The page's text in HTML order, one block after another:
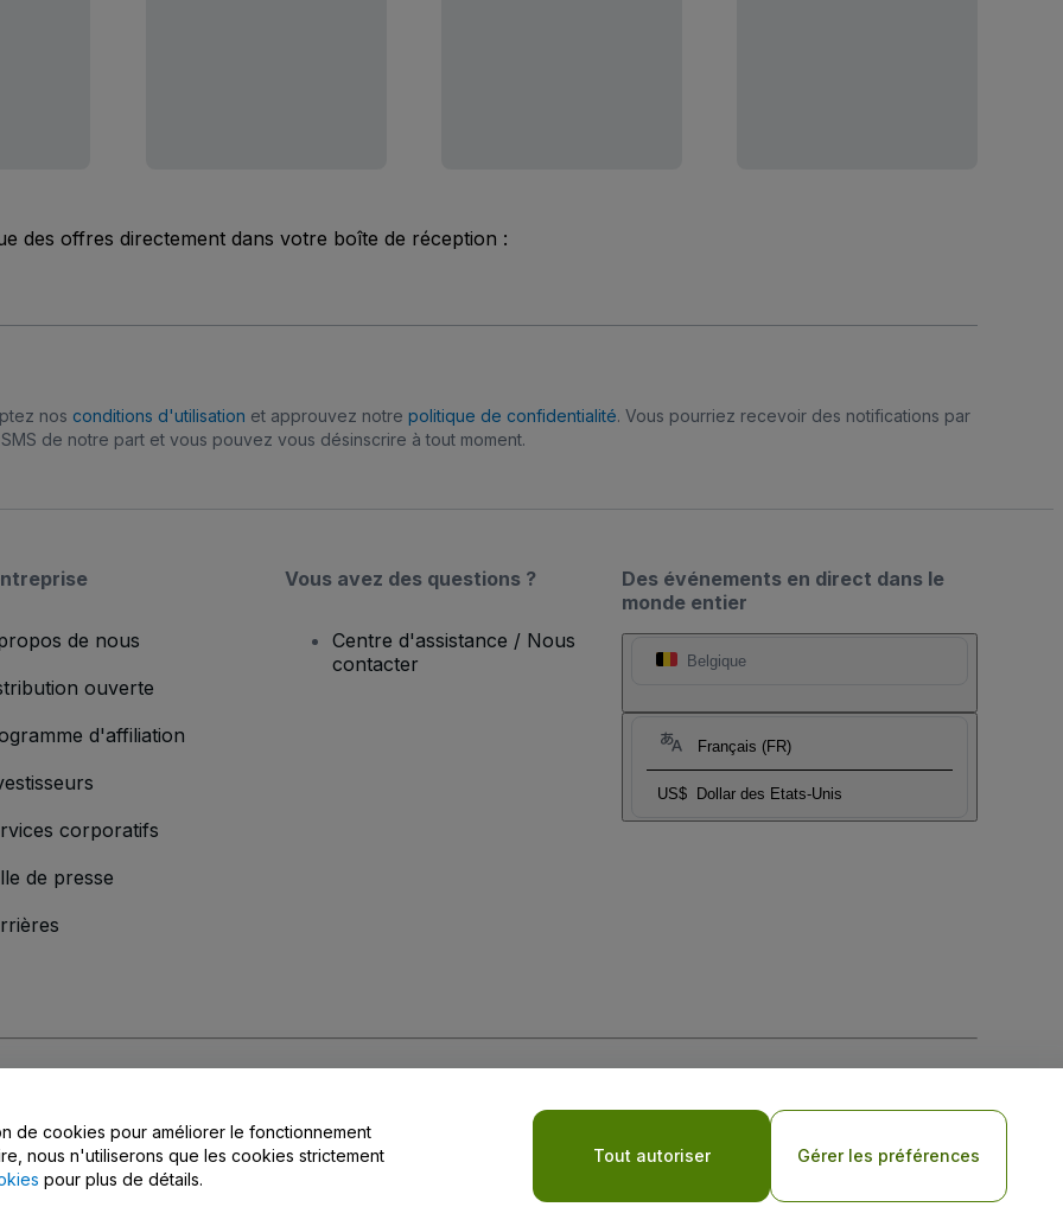
des offres directement dans votre boîte de réception :
nos conditions d'utilisation et approuvez notre politique de confidentialité. Vous pourriez recevoir des notifications par
SMS de notre part et vous pouvez vous désinscrire à tout moment.
Des événements en direct dans le
monde entier
Belgique
Français (FR)
US$ Dollar des Etats-Unis
de nous
ouverte
d'affiliation
corporatifs
de presse
Vous avez des questions ?
Centre d'assistance / Nous
contacter
Politique de confidentialité pour les appareils mobiles
de confidentialité
de cookies pour améliorer le fonctionnement
nous n'utiliserons que les cookies strictement
pour plus de détails.
Tout autoriser Gérer les préférences